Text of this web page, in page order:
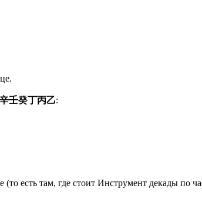
壬癸丁丙乙:
есть там, где стоит Инструмент декады по